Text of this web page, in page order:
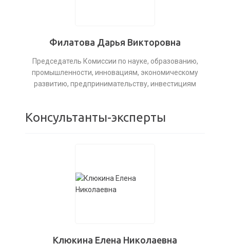
Филатова Дарья Викторовна
Председатель Комиссии по науке, образованию,
промышленности, инновациям, экономическому
развитию, предпринимательству, инвестициям
Консультанты-эксперты
Клюкина Елена Николаевна